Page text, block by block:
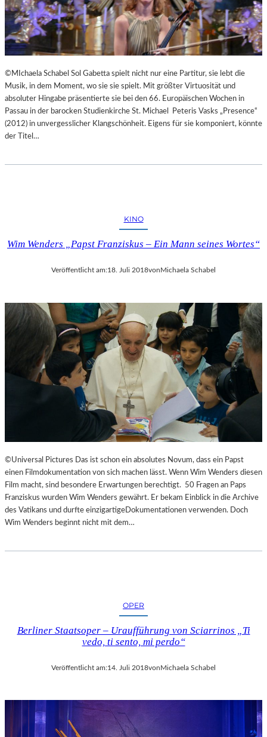
©MIchaela Schabel Sol Gabetta spielt nicht nur eine Partitur, sie lebt die
Musik, in dem Moment, wo sie sie spielt. Mit größter Virtuosität und
absoluter Hingabe präsentierte sie bei den 66. Europäischen Wochen in
Passau in der barocken Studienkirche St. Michael Peteris Vasks „Presence“
(2012) in unvergesslicher Klangschönheit. Eigens für sie komponiert, könnte
der Titel…
KINO
Wim Wenders „Papst Franziskus – Ein Mann seines Wortes“
Veröffentlicht am:18. Juli 2018von Michaela Schabel
©Universal Pictures Das ist schon ein absolutes Novum, dass ein Papst
einen Filmdokumentation von sich machen lässt. Wenn Wim Wenders diesen
Film macht, sind besondere Erwartungen berechtigt. 50 Fragen an Paps
Franziskus wurden Wim Wenders gewährt. Er bekam Einblick in die Archive
des Vatikans und durfte einzigartigeDokumentationen verwenden. Doch
Wim Wenders beginnt nicht mit dem…
OPER
Berliner Staatsoper – Uraufführung von Sciarrinos „Ti
vedo, ti sento, mi perdo“
Veröffentlicht am:14. Juli 2018vonMichaela Schabel